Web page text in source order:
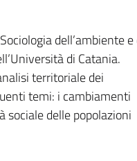
dell’ambiente e
di Catania.
territoriale dei
temi: i cambiamenti
delle popolazioni